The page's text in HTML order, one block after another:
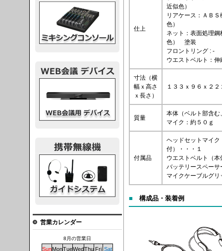
仕上
近似色）
リアケース：ＡＢ
色）
ネット：表面処理
色） 塗装
フロントリング : -
ウエストベルト：伸
寸法（横
幅ｘ高さ
ｘ長さ）
１３３ｘ９６ｘ２
質量
本体（ベルト部含
マイク：約５０ｇ
付属品
ヘッドセットマイ
付）・・・１
ウエストベルト（
バッテリースペーサ
マイクケーブルグリ
■ 構成品・装着例
営業カレンダー
8月の営業日
SunMonTueWedThu Fri Sat